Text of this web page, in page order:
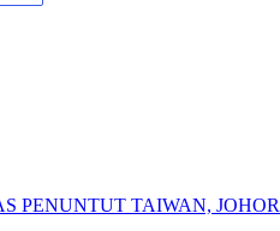
PENUNTUT TAIWAN,